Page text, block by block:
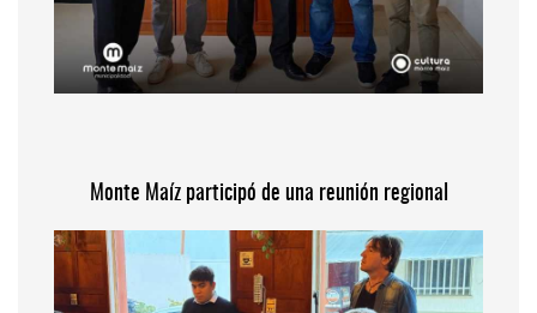
Monte Maíz participó de una reunión regional